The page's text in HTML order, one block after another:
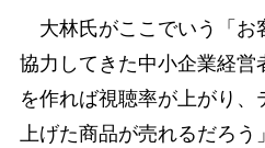
大林氏がここでいう「お
協力してきた中小企業経営
を作れば視聴率が上がり、
上げた商品が売れるだろう